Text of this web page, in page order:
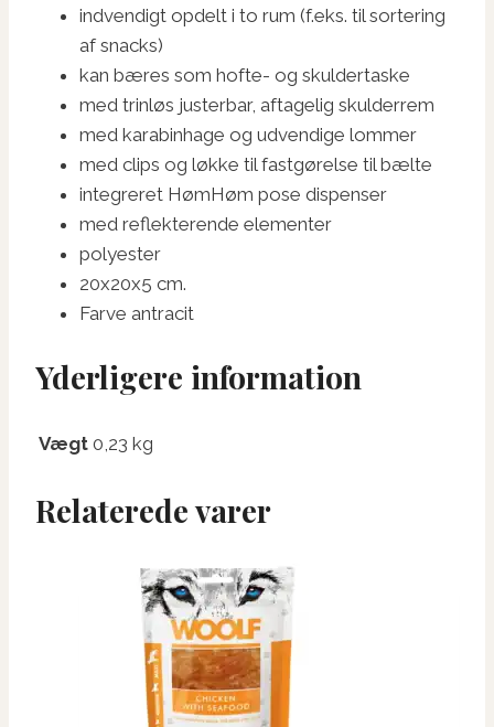
indvendigt opdelt i to rum (f.eks. til sortering
af snacks)
kan bæres som hofte- og skuldertaske
med trinløs justerbar, aftagelig skulderrem
med karabinhage og udvendige lommer
med clips og løkke til fastgørelse til bælte
integreret HømHøm pose dispenser
med reflekterende elementer
polyester
20x20x5 cm.
Farve antracit
Yderligere information
Vægt 0,23 kg
Relaterede varer